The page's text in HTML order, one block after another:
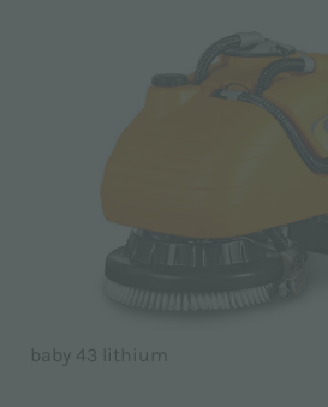
baby 43 lithium